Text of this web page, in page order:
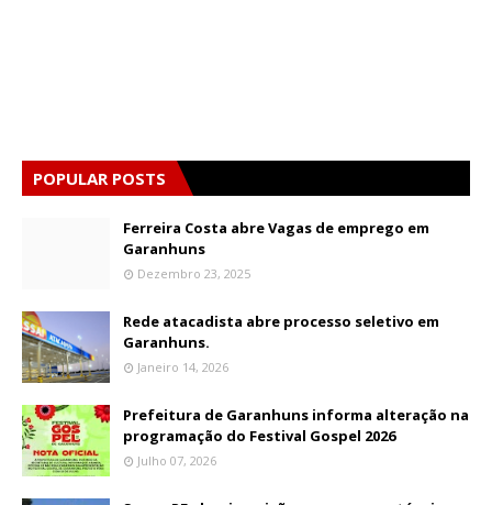
POPULAR POSTS
Ferreira Costa abre Vagas de emprego em
Garanhuns
Dezembro 23, 2025
Rede atacadista abre processo seletivo em
Garanhuns.
Janeiro 14, 2026
Prefeitura de Garanhuns informa alteração na
programação do Festival Gospel 2026
Julho 07, 2026